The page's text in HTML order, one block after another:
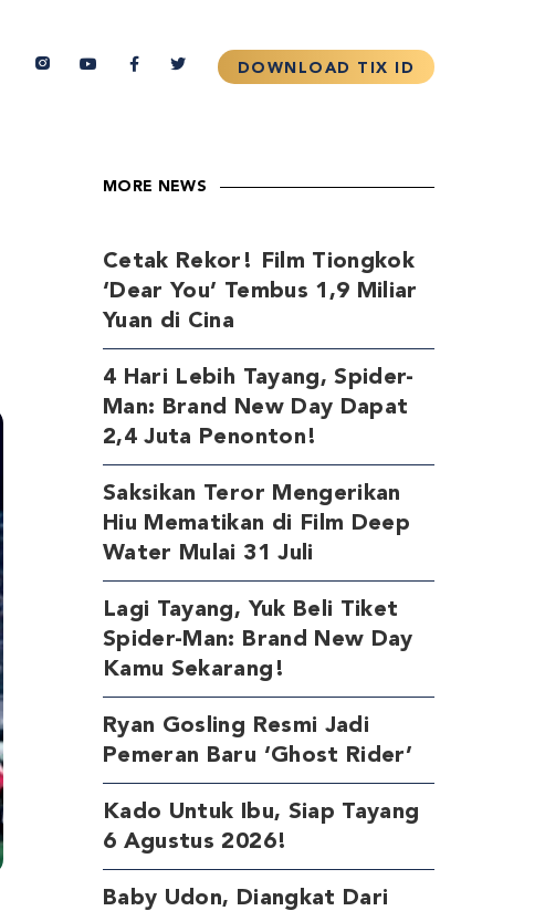
MORE NEWS
Cetak Rekor! Film Tiongkok
‘Dear You’ Tembus 1,9 Miliar
Yuan di Cina
4 Hari Lebih Tayang, Spider-
Man: Brand New Day Dapat
2,4 Juta Penonton!
Saksikan Teror Mengerikan
Hiu Mematikan di Film Deep
Water Mulai 31 Juli
Lagi Tayang, Yuk Beli Tiket
Spider-Man: Brand New Day
Kamu Sekarang!
Ryan Gosling Resmi Jadi
Pemeran Baru ‘Ghost Rider’
Kado Untuk Ibu, Siap Tayang
6 Agustus 2026!
Baby Udon, Diangkat Dari